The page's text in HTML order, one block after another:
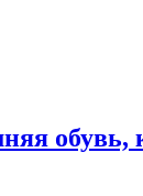
обувь,